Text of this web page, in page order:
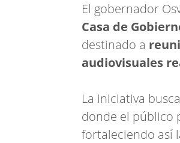
El gobernador
Casa de
destinado a
audiovisuales
La iniciativa
donde el público
fortaleciendo así